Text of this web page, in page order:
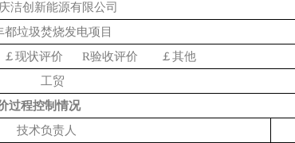
洁创新能源有限公司
都垃圾焚烧发电项目
￡现状评价 R验收评价 ￡其他
工贸
过程控制情况
技术负责人